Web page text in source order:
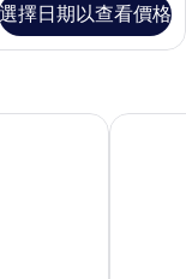
選擇日期以查看價格
恩諾特